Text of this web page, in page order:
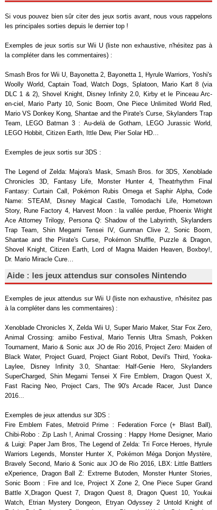
Si vous pouvez bien sûr citer des jeux sortis avant, nous vous rappelons
les principales sorties depuis le dernier top !
Exemples de jeux sortis sur Wii U (liste non exhaustive, n'hésitez pas à
la compléter dans les commentaires) :
Smash Bros for Wii U, Bayonetta 2, Bayonetta 1, Hyrule Warriors, Yoshi's
Woolly World, Captain Toad, Watch Dogs, Splatoon, Mario Kart 8 (via
DLC 1 & 2), Shovel Knight, Disney Infinity 2.0, Kirby et le Pinceau Arc-
en-ciel, Mario Party 10, Sonic Boom, One Piece Unlimited World Red,
Mario VS Donkey Kong, Shantae and the Pirate's Curse, Skylanders Trap
Team, LEGO Batman 3 : Au-delà de Gotham, LEGO Jurassic World,
LEGO Hobbit, Citizen Earth, Ittle Dew, Pier Solar HD…
Exemples de jeux sortis sur 3DS :
The Legend of Zelda: Majora's Mask, Smash Bros. for 3DS, Xenoblade
Chronicles 3D, Fantasy Life, Monster Hunter 4, Theatrhythm Final
Fantasy: Curtain Call, Pokémon Rubis Omega et Saphir Alpha, Code
Name: STEAM, Disney Magical Castle, Tomodachi Life, Hometown
Story, Rune Factory 4, Harvest Moon : la vallée perdue, Phoenix Wright
Ace Attorney Trilogy, Persona Q: Shadow of the Labyrinth, Skylanders
Trap Team, Shin Megami Tensei IV, Gunman Clive 2, Sonic Boom,
Shantae and the Pirate's Curse, Pokémon Shuffle, Puzzle & Dragon,
Shovel Knight, Citizen Earth, Lord of Magna Maiden Heaven, Boxboy!,
Dr. Mario Miracle Cure…
Aide : les jeux attendus sur consoles Nintendo
Exemples de jeux attendus sur Wii U (liste non exhaustive, n'hésitez pas
à la compléter dans les commentaires) :
Xenoblade Chronicles X, Zelda Wii U, Super Mario Maker, Star Fox Zero,
Animal Crossing: amiibo Festival, Mario Tennis Ultra Smash, Pokken
Tournament, Mario & Sonic aux JO de Rio 2016, Project Zero: Maiden of
Black Water, Project Guard, Project Giant Robot, Devil's Third, Yooka-
Laylee, Disney Infinity 3.0, Shantae: Half-Genie Hero, Skylanders
SuperCharged, Shin Megami Tensei X Fire Emblem, Dragon Quest X,
Fast Racing Neo, Project Cars, The 90's Arcade Racer, Just Dance
2016...
Exemples de jeux attendus sur 3DS :
Fire Emblem Fates, Metroïd Prime : Federation Force (+ Blast Ball),
Chibi-Robo : Zip Lash !, Animal Crossing : Happy Home Designer, Mario
& Luigi: Paper Jam Bros, The Legend of Zelda: Tri Force Heroes, Hyrule
Warriors Legends, Monster Hunter X, Pokémon Méga Donjon Mystère,
Bravely Second, Mario & Sonic aux JO de Rio 2016, LBX: Little Battlers
eXperience, Dragon Ball Z: Extreme Butoden, Monster Hunter Stories,
Sonic Boom : Fire and Ice, Project X Zone 2, One Piece Super Grand
Battle X,Dragon Quest 7, Dragon Quest 8, Dragon Quest 10, Youkai
Watch, Etrian Mystery Dongeon, Etryan Odyssey 2 Untold Knight of